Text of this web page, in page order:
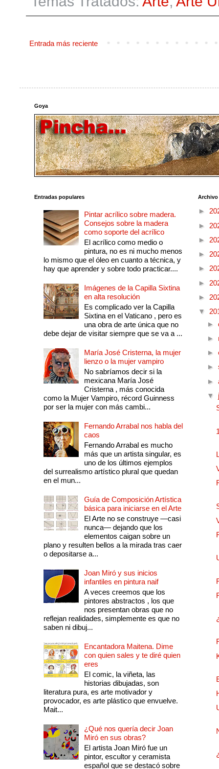
Entrada más reciente
Goya
Entradas populares
Pintar acrílico sobre madera.
Consejos sobre la madera
como soporte del acrílico
El acrílico como medio o
pintura, no es ni mucho menos
lo mismo que el óleo en cuanto a técnica, y
hay que aprender y sobre todo practicar....
Imágenes de la Capilla Sixtina
en alta resolución
Es complicado ver la Capilla
Sixtina en el Vaticano , pero es
una obra de arte única que no
debe dejar de visitar siempre que se va a ...
María José Cristerna, la mujer
lienzo o la mujer vampiro
No sabríamos decir si la
mexicana María José
Cristerna , más conocida
como la Mujer Vampiro, récord Guinness
por ser la mujer con más cambi...
Fernando Arrabal nos habla del
caos
Fernando Arrabal es mucho
más que un artista singular, es
uno de los últimos ejemplos
del surrealismo artístico plural que quedan
en el mun...
Guía de Composición Artística
básica para iniciarse en el Arte
El Arte no se construye —casi
nunca— dejando que los
elementos caigan sobre un
plano y resulten bellos a la mirada tras caer
o depositarse a...
Joan Miró y sus inicios
infantiles en pintura naif
A veces creemos que los
pintores abstractos , los que
nos presentan obras que no
reflejan realidades, simplemente es que no
saben ni dibuj...
Encantadora Maitena. Dime
con quien sales y te diré quien
eres
El comic, la viñeta, las
historias dibujadas, son
literatura pura, es arte motivador y
provocador, es arte plástico que envuelve.
Mait...
¿Qué nos quería decir Joan
Miró en sus obras?
El artista Joan Miró fue un
pintor, escultor y ceramista
español que se destacó sobre
►
►
►
►
►
►
►
▼
►
►
►
►
►
▼